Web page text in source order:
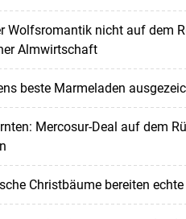
Wolfsromantik nicht auf dem
Almwirtschaft
beste Marmeladen
Mercosur-Deal auf dem
Christbäume bereiten echte